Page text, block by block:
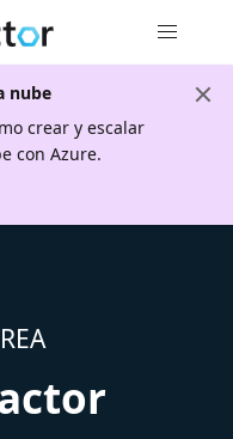
nube
crear y escalar
con Azure.